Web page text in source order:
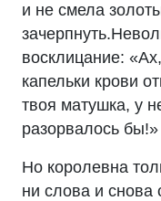
и не смела
восклицание:
капельки крови
твоя матушка, у
разорвалось бы!»
Но королевна
ни слова и снова